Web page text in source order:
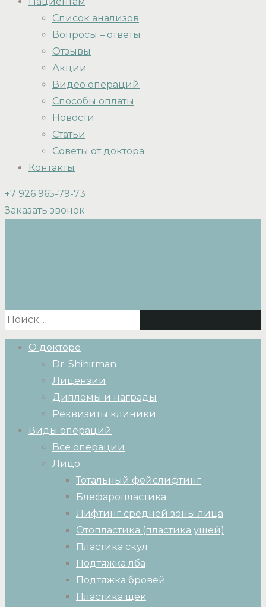
Список анализов
Вопросы – ответы
Отзывы
Акции
Видео операций
Способы оплаты
Новости
Статьи
Советы от доктора
Контакты
+7 926 965-79-73
Заказать звонок
О докторе
Dr. Shihirman
Лицензии
Дипломы и награды
Реквизиты клиники
Виды операций
Все операции
Лицо
Тотальный фейслифтинг
Блефаропластика
Лифтинг средней зоны лица
Отопластика (пластика ушей)
Пластика скул
Подтяжка лба
Подтяжка бровей
Пластика щек